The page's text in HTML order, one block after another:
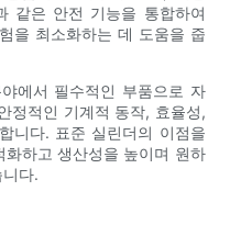
같은 안전 기능을 통합하여
을 최소화하는 데 도움을 줍
에서 필수적인 부품으로 자
정적인 기계적 동작, 효율성,
니다. 표준 실린더의 이점을
하고 생산성을 높이며 원하
다.